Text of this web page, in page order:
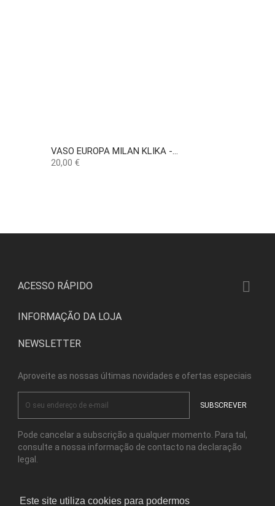
Este site utiliza cookies para podermos
VASO EUROPA MILAN KLIKA -...
Preço
20,00 €
ACESSO RÁPIDO 
INFORMAÇÃO DA LOJA
NEWSLETTER
Aproveite as nossas últimas novidades e ofertas especiais
Pode cancelar a subscrição a qualquer momento. Para tal,
consulte a nossa informação de contacto na declaração
legal.